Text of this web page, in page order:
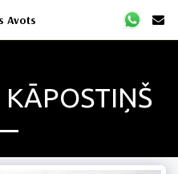
Avots
KĀPOSTIŅŠ